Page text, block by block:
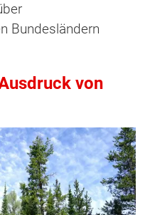
Bundesländern
von